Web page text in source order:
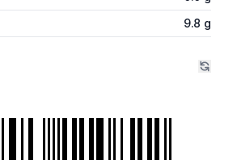
9.8 g